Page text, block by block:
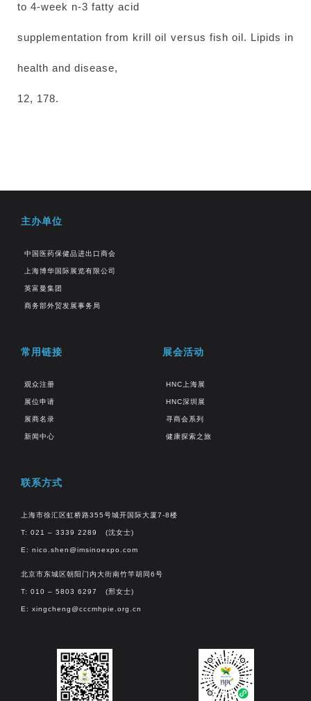
to 4-week n-3 fatty acid
supplementation from krill oil versus fish oil. Lipids in
health and disease,
12, 178.
主办单位
中国医药保健品进出口商会
上海博华国际展览有限公司
英富曼集团
商务部外贸发展事务局
常用链接
观众注册
展位申请
展商名录
新闻中心
展会活动
HNC上海展
HNC深圳展
寻商会系列
健康探索之旅
联系方式
上海市徐汇区虹桥路355号城开国际大厦7-8楼
T: 021 – 3339 2289 (沈女士)
E: nico.shen@imsinoexpo.com
北京市东城区朝阳门内大街南竹竿胡同6号
T: 010 – 5803 6297 (邢女士)
E: xingcheng@cccmhpie.org.cn